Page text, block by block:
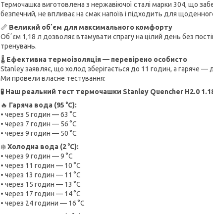
Термочашка виготовлена з нержавіючої сталі марки 304, що
безпечний, не впливає на смак напоїв і підходить для
📏 Великий обʼєм для максимального комфорту
Обʼєм 1,18 л дозволяє втамувати спрагу на цілий день без
тренувань.
🌡️ Ефективна термоізоляція — перевірено особисто
Stanley заявляє, що холод зберігається до 11 годин, а гаряче —
Ми провели власне тестування:
🧪 Наш реальний тест термочашки Stanley Quencher H2.0
🔥 Гаряча вода (95 °C):
• через 5 годин — 63 °C
• через 7 годин — 56 °C
• через 9 годин — 50 °C
❄️Холодна вода (2 °C):
• через 9 годин — 9 °C
• через 11 годин — 10 °C
• через 13 годин — 11 °C
• через 15 годин — 13 °C
• через 17 годин — 14 °C
• через 24 години — 16 °C